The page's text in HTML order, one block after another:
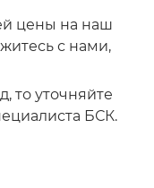
цены на наш
с нами,
то уточняйте
БСК.